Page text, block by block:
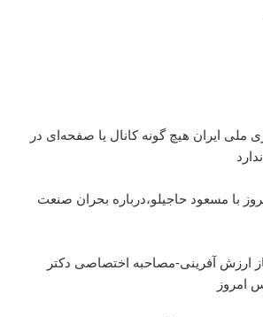
ایران هیچ گونه کانال یا صفحه‌ای در
با مسعود حاجیلو،درباره بحران صنعت
ارزش آفرینی-مصاحبه اختصاصی دکتر
امروز